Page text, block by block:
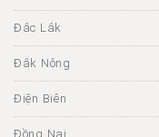
Đắc Lắk
Đắk Nông
Điện Biên
Đồng Nai